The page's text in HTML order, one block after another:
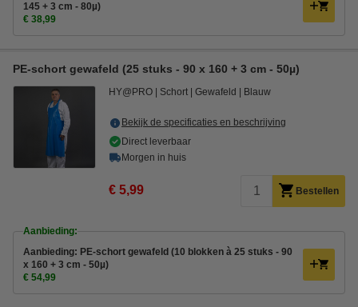
145 + 3 cm - 80µ)
€ 38,99
PE-schort gewafeld (25 stuks - 90 x 160 + 3 cm - 50µ)
HY@PRO Schort Gewafeld Blauw
Bekijk de specificaties en beschrijving
Direct leverbaar
Morgen in huis
€ 5,99 Bestellen
Aanbieding:
Aanbieding: PE-schort gewafeld (10 blokken à 25 stuks - 90
x 160 + 3 cm - 50µ)
€ 54,99